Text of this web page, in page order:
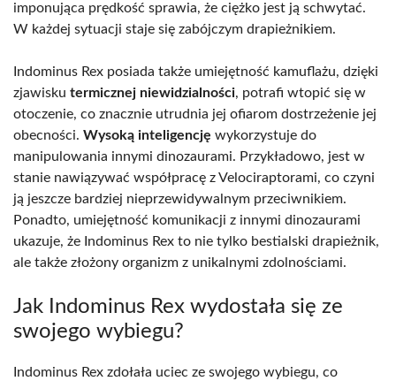
imponująca prędkość sprawia, że ciężko jest ją schwytać.
W każdej sytuacji staje się zabójczym drapieżnikiem.
Indominus Rex posiada także umiejętność kamuflażu, dzięki
zjawisku termicznej niewidzialności, potrafi wtopić się w
otoczenie, co znacznie utrudnia jej ofiarom dostrzeżenie jej
obecności. Wysoką inteligencję wykorzystuje do
manipulowania innymi dinozaurami. Przykładowo, jest w
stanie nawiązywać współpracę z Velociraptorami, co czyni
ją jeszcze bardziej nieprzewidywalnym przeciwnikiem.
Ponadto, umiejętność komunikacji z innymi dinozaurami
ukazuje, że Indominus Rex to nie tylko bestialski drapieżnik,
ale także złożony organizm z unikalnymi zdolnościami.
Jak Indominus Rex wydostała się ze
swojego wybiegu?
Indominus Rex zdołała uciec ze swojego wybiegu, co